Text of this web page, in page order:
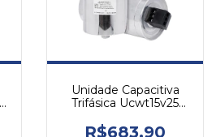
Unidade Capacitiva
Trifásica Ucwt15v25
R$683,90